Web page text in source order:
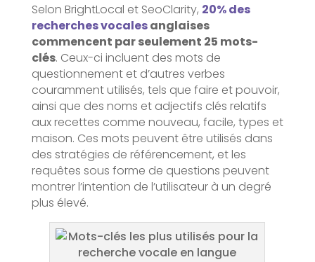
Selon BrightLocal et SeoClarity, 20% des
recherches vocalesanglaises
commencent par seulement 25 mots-
clés. Ceux-ci incluent des mots de
questionnement et d’autres verbes
couramment utilisés, tels que faire et pouvoir,
ainsi que des noms et adjectifs clés relatifs
aux recettes comme nouveau, facile, types et
maison. Ces mots peuvent être utilisés dans
des stratégies de référencement, et les
requêtes sous forme de questions peuvent
montrer l’intention de l’utilisateur à un degré
plus élevé.